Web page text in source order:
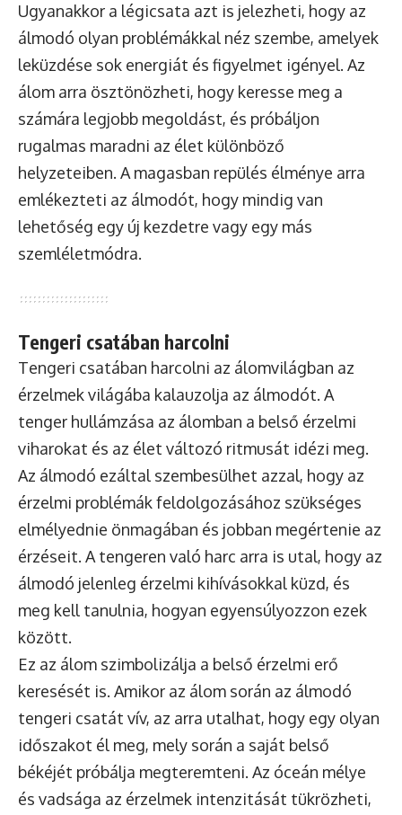
Ugyanakkor a légicsata azt is jelezheti, hogy az
álmodó olyan problémákkal néz szembe, amelyek
leküzdése sok energiát és figyelmet igényel. Az
álom arra ösztönözheti, hogy keresse meg a
számára legjobb megoldást, és próbáljon
rugalmas maradni az élet különböző
helyzeteiben. A magasban repülés élménye arra
emlékezteti az álmodót, hogy mindig van
lehetőség egy új kezdetre vagy egy más
szemléletmódra.
Tengeri csatában harcolni
Tengeri csatában harcolni az álomvilágban az
érzelmek világába kalauzolja az álmodót. A
tenger hullámzása az álomban a belső érzelmi
viharokat és az élet változó ritmusát idézi meg.
Az álmodó ezáltal szembesülhet azzal, hogy az
érzelmi problémák feldolgozásához szükséges
elmélyednie önmagában és jobban megértenie az
érzéseit. A tengeren való harc arra is utal, hogy az
álmodó jelenleg érzelmi kihívásokkal küzd, és
meg kell tanulnia, hogyan egyensúlyozzon ezek
között.
Ez az álom szimbolizálja a belső érzelmi erő
keresését is. Amikor az álom során az álmodó
tengeri csatát vív, az arra utalhat, hogy egy olyan
időszakot él meg, mely során a saját belső
békéjét próbálja megteremteni. Az óceán mélye
és vadsága az érzelmek intenzitását tükrözheti,